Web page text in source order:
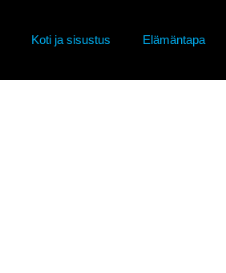
Koti ja sisustus Elämäntapa